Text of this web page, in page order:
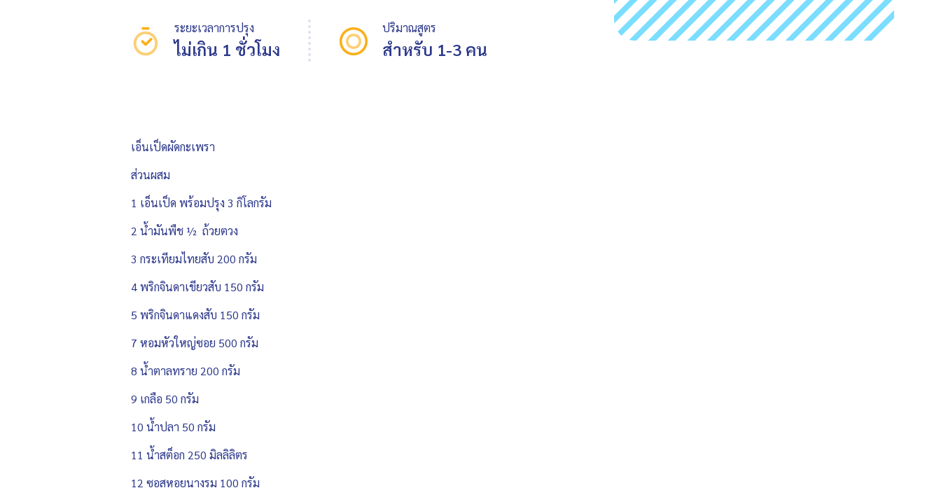
ระยะเวลาการปรุง
ไม่เกิน 1 ชั่วโมง
ปริมาณสูตร
สำหรับ 1-3 คน
เอ็นเป็ดผัดกะเพรา
ส่วนผสม
1 เอ็นเป็ด พร้อมปรุง 3 กิโลกรัม
2 น้ำมันพืช ½ ถ้วยตวง
3 กระเทียมไทยสับ 200 กรัม
4 พริกจินดาเขียวสับ 150 กรัม
5 พริกจินดาแดงสับ 150 กรัม
7 หอมหัวใหญ่ซอย 500 กรัม
8 น้ำตาลทราย 200 กรัม
9 เกลือ 50 กรัม
10 น้ำปลา 50 กรัม
11 น้ำสต็อก 250 มิลลิลิตร
12 ซอสหอยนางรม 100 กรัม